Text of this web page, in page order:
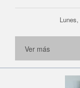
Ver más